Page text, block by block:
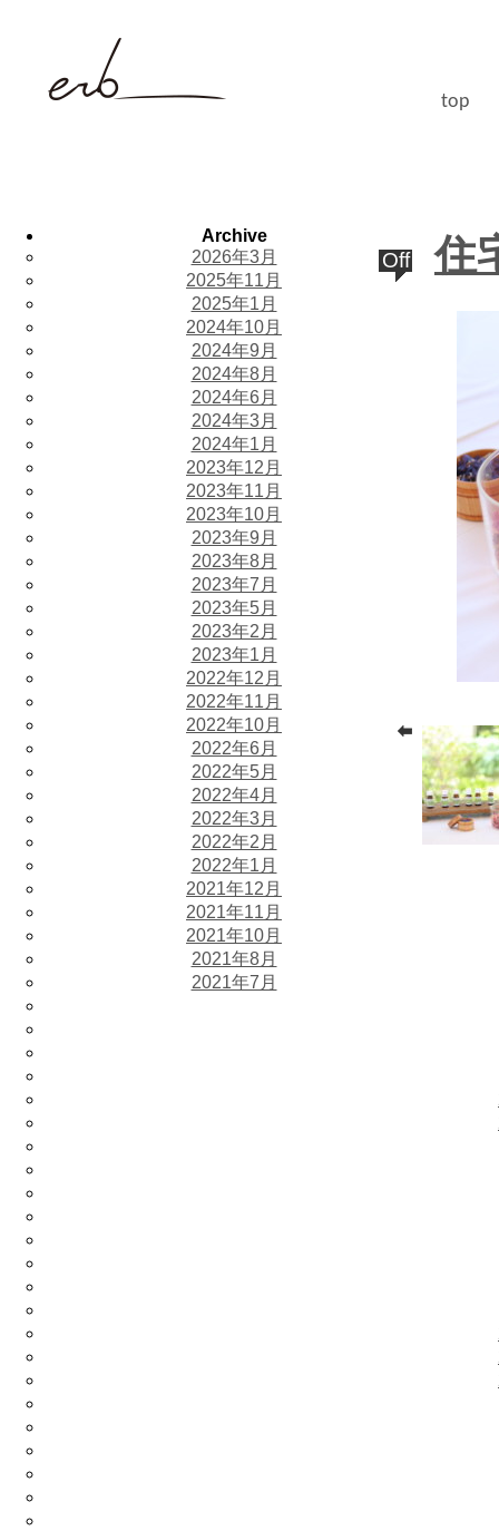
top
Off 住
Archive
2026年3月
2025年11月
2025年1月
2024年10月
2024年9月
2024年8月
2024年6月
2024年3月
2024年1月
2023年12月
2023年11月
2023年10月
2023年9月
2023年8月
2023年7月
2023年5月
2023年2月
2023年1月
2022年12月
2022年11月
2022年10月
2022年6月
2022年5月
2022年4月
2022年3月
2022年2月
2022年1月
2021年12月
2021年11月
2021年10月
2021年8月
2021年7月